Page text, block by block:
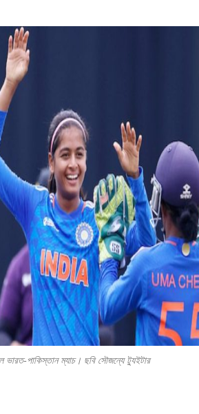
ভারত-পাকিস্তান ম্যাচ। ছবি সৌজন্যে ট্যুইটার